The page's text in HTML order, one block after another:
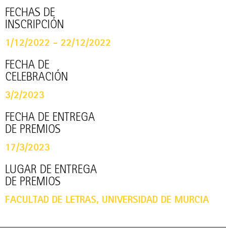
FECHAS DE
INSCRIPCIÓN
1/12/2022 - 22/12/2022
FECHA DE
CELEBRACIÓN
3/2/2023
FECHA DE ENTREGA
DE PREMIOS
17/3/2023
LUGAR DE ENTREGA
DE PREMIOS
FACULTAD DE LETRAS, UNIVERSIDAD DE MURCIA